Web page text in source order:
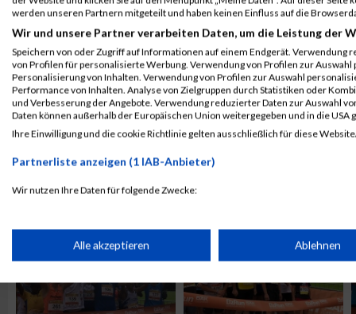
ALBUM B2RUN KÖLN / 05.09.2019
werden unseren Partnern mitgeteilt und haben keinen Einfluss auf die
Wir und unsere Partner verarbeiten Daten, um die Leistung der
Speichern von oder Zugriff auf Informationen auf einem Endgerät. Verwendung
von Profilen für personalisierte Werbung. Verwendung von Profilen zur
Personalisierung von Inhalten. Verwendung von Profilen zur Auswahl
Performance von Inhalten. Analyse von Zielgruppen durch Statistiken oder
und Verbesserung der Angebote. Verwendung reduzierter Daten zur Auswahl
Daten können außerhalb der Europäischen Union weitergegeben und in die USA
Ihre Einwilligung und die cookie Richtlinie gelten ausschließlich für diese
Partnerliste anzeigen (1 IAB-Anbieter)
Wir nutzen Ihre Daten für folgende Zwecke:
Speichern von oder Zugriff auf Informationen auf einem
Verwendung reduzierter Daten zur Auswahl von
Alle akzeptieren Ablehnen